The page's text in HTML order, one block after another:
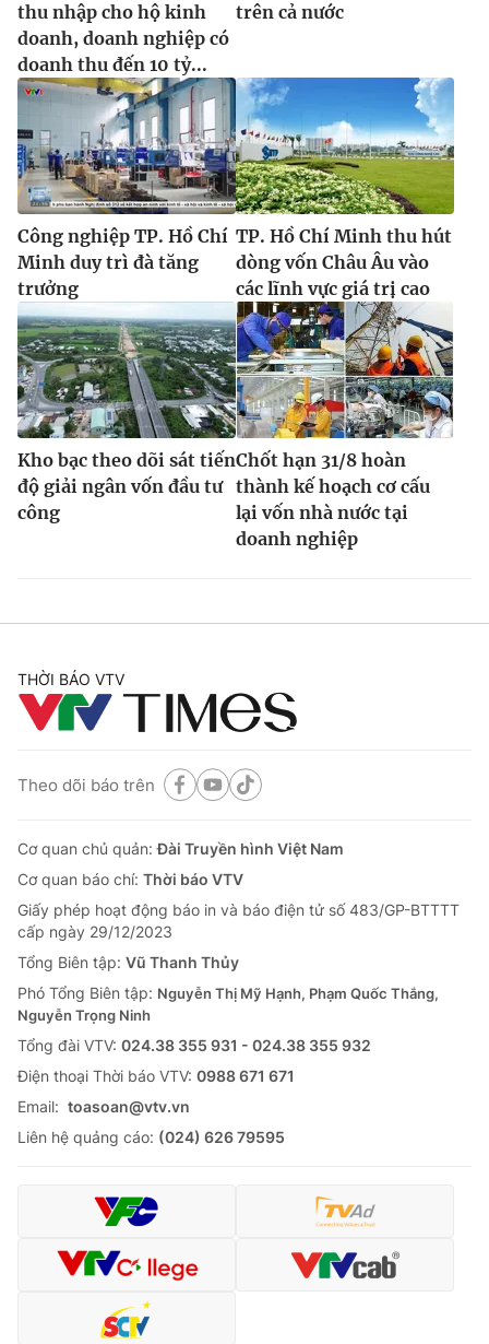
thu nhập cho hộ kinh
doanh, doanh nghiệp có
doanh thu đến 10 tỷ...
trên cả nước
Công nghiệp TP. Hồ Chí
Minh duy trì đà tăng
trưởng
TP. Hồ Chí Minh thu hút
dòng vốn Châu Âu vào
các lĩnh vực giá trị cao
Kho bạc theo dõi sát tiến
độ giải ngân vốn đầu tư
công
Chốt hạn 31/8 hoàn
thành kế hoạch cơ cấu
lại vốn nhà nước tại
doanh nghiệp
THỜI BÁO VTV
Theo dõi báo trên
Cơ quan chủ quản:Đài Truyền hình Việt Nam
Cơ quan báo chí: Thời báo VTV
Giấy phép hoạt động báo in và báo điện tử số 483/GP-BTTTT
cấp ngày 29/12/2023
Tổng Biên tập: Vũ Thanh Thủy
Phó Tổng Biên tập: Nguyễn Thị Mỹ Hạnh, Phạm Quốc Thắng,
Nguyễn Trọng Ninh
Tổng đài VTV: 024.38 355 931 - 024.38 355 932
Ðiện thoại Thời báo VTV: 0988 671 671
Email: toasoan@vtv.vn
Liên hệ quảng cáo: (024) 626 79595